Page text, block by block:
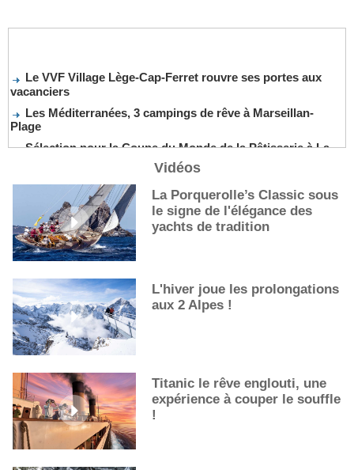
Le VVF Village Lège-Cap-Ferret rouvre ses portes aux
vacanciers
Les Méditerranées, 3 campings de rêve à Marseillan-
Plage
Sélection pour la Coupe du Monde de la Pâtisserie à La
Les cocktails, stars de l’été
La première sélection des grappes du Guide Michelin
Vidéos
La Porquerolle’s Classic sous
le signe de l'élégance des
yachts de tradition
L'hiver joue les prolongations
aux 2 Alpes !
Titanic le rêve englouti, une
expérience à couper le souffle
!